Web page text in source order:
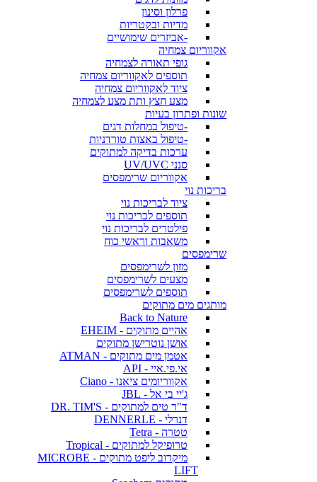
פרלון וסינון
מדיות ובקטריות
-אביזרים שימושיים
אקווריום צמחיה
גופי תאורה לצמחיה
תוספים לאקווריום צמחיה
ציוד לאקווריום צמחיה
מצע חצץ ותת מצע לצמחיה
שונות ופתרון בעיות
-טיפול במחלות דגים
-טיפול באצות טורדניות
ערכות בדיקה למתוקים
סנני UV/UVC
אקווריום שרימפסים
בריכות נוי
ציוד לבריכות נוי
תוספים לבריכות נוי
פילטרים לבריכות נוי
משאבות וראשי כוח
שרימפסים
מזון לשרימפסים
מצעים לשרימפסים
תוספים לשרימפסים
מותגים מים מתוקים
Back to Nature
אהיים מתוקים - EHEIM
אושן נוטרישן מתוקים
אטמן מים מתוקים - ATMAN
אי.פי.איי - API
אקווריומים ציאנו - Ciano
ג'יי בי אל - JBL
ד"ר טים למתוקים - DR. TIM'S
דנרלי - DENNERLE
טטרה - Tetra
טרופיקל למתוקים - Tropical
מיקרוב ליפט מתוקים - MICROBE
LIFT